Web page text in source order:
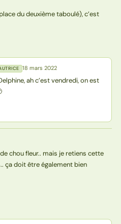
du deuxième taboulé), c’est
18 mars 2022
ah c’est vendredi, on est
chou fleur.. mais je retiens cette
ça doit être également bien